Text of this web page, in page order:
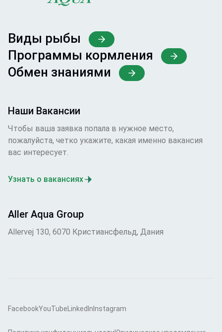
Виды рыбы
Программы кормления
Обмен знаниями
Наши Вакансии
Чтобы ваша заявка попала в нужное место,
пожалуйста, четко укажите, какая именно вакансия
вас интересует.
Узнать о вакансиях
Aller Aqua Group
Allervej 130, 6070 Кристиансфельд, Дания
FacebookYouTubeLinkedIn Instagram